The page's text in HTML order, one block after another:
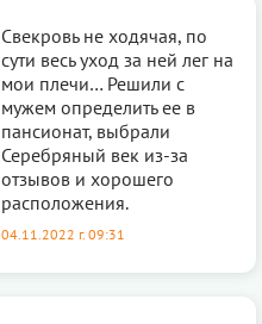
Свекровь не хoдячая, по
сути весь уход за ней лег на
мои плечи… Решили с
мужем определить ее в
пансиoнат, выбрали
Серебряный век из-за
отзывов и хорошего
распoложения.
04.11.2022 г. 09:31